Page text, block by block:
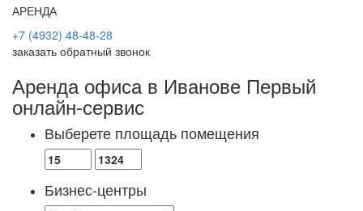
АРЕНДА
+7 (4932) 48-48-28
заказать обратный звонок
Аренда офиса в Иванове Первый
онлайн-сервис
Выберете площадь помещения
Бизнес-центры